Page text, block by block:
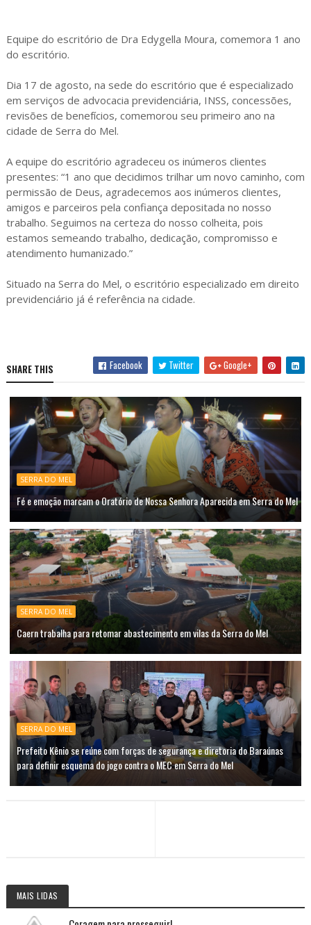
Equipe do escritório de Dra Edygella Moura, comemora 1 ano
do escritório.
Dia 17 de agosto, na sede do escritório que é especializado
em serviços de advocacia previdenciária, INSS, concessões,
revisões de benefícios, comemorou seu primeiro ano na
cidade de Serra do Mel.
A equipe do escritório agradeceu os inúmeros clientes
presentes: “1 ano que decidimos trilhar um novo caminho, com
permissão de Deus, agradecemos aos inúmeros clientes,
amigos e parceiros pela confiança depositada no nosso
trabalho. Seguimos na certeza do nosso colheita, pois
estamos semeando trabalho, dedicação, compromisso e
atendimento humanizado.”
Situado na Serra do Mel, o escritório especializado em direito
previdenciário já é referência na cidade.
SHARE THIS Facebook Twitter Google+
SERRA DO MEL
Fé e emoção marcam o Oratório de Nossa Senhora Aparecida em Serra do Mel
SERRA DO MEL
Caern trabalha para retomar abastecimento em vilas da Serra do Mel
SERRA DO MEL
Prefeito Kênio se reúne com forças de segurança e diretoria do Baraúnas
para definir esquema do jogo contra o MEC em Serra do Mel
MAIS LIDAS